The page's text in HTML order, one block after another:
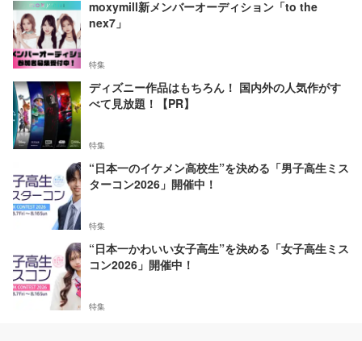
moxymill新メンバーオーディション「to the
nex7」
特集
ディズニー作品はもちろん！ 国内外の人気作がす
べて見放題！【PR】
特集
“日本一のイケメン高校生”を決める「男子高生ミス
ターコン2026」開催中！
特集
“日本一かわいい女子高生”を決める「女子高生ミス
コン2026」開催中！
特集